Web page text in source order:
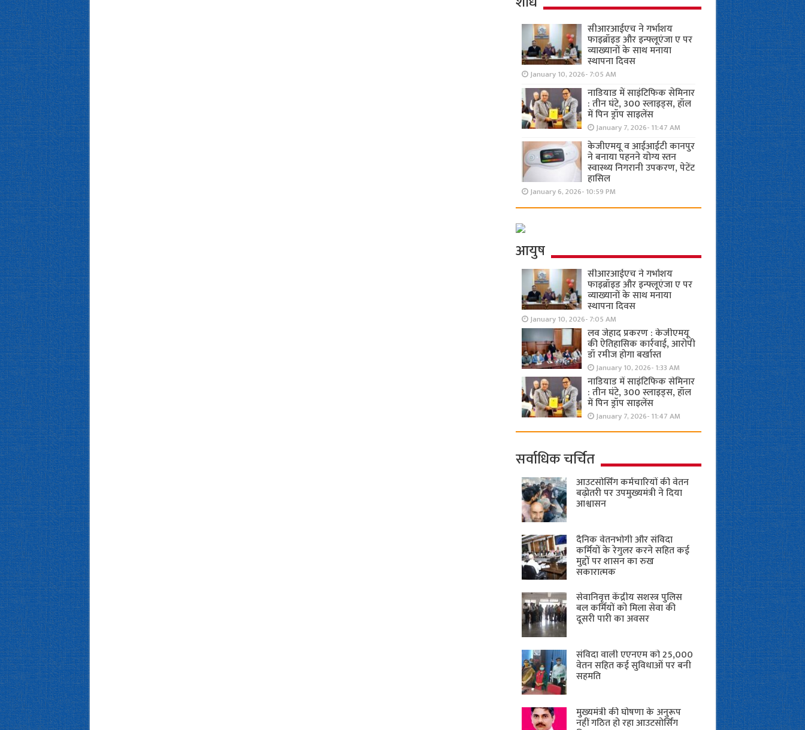
सीआरआईएच ने गर्भाशय
फाइब्रॉइड और इन्फ्लूएंजा ए पर
व्याख्यानों के साथ मनाया
स्थापना दिवस
January 10, 2026- 7:05 AM
नाडियाड में साइंटिफिक सेमिनार
: तीन घंटे, 300 स्लाइड्स, हॉल
में पिन ड्रॉप साइलेंस
January 7, 2026- 11:47 AM
केजीएमयू व आईआईटी कानपुर
ने बनाया पहनने योग्य स्तन
स्वास्थ्य निगरानी उपकरण, पेटेंट
हासिल
January 6, 2026- 10:59 PM
आयुष
सीआरआईएच ने गर्भाशय
फाइब्रॉइड और इन्फ्लूएंजा ए पर
व्याख्यानों के साथ मनाया
स्थापना दिवस
January 10, 2026- 7:05 AM
लव जेहाद प्रकरण : केजीएमयू
की ऐतिहासिक कार्रवाई, आरोपी
डॉ रमीज होगा बर्खास्त
January 10, 2026- 1:33 AM
नाडियाड में साइंटिफिक सेमिनार
: तीन घंटे, 300 स्लाइड्स, हॉल
में पिन ड्रॉप साइलेंस
January 7, 2026- 11:47 AM
सर्वाधिक चर्चित
आउटसोर्सिंग कर्मचारियों की वेतन
बढ़ोतरी पर उपमुख्यमंत्री ने दिया
आश्वासन
दैनिक वेतनभोगी और संविदा
कर्मियों के रेगुलर करने सहित कई
मुद्दों पर शासन का रुख
सकारात्मक
सेवानिवृत्त केंद्रीय सशस्त्र पुलिस
बल ​कर्मियों को मिला सेवा की
दूसरी पारी का अवसर
संविदा वाली एएनएम को 25,000
वेतन सहित कई सुविधाओं पर बनी
सहमति
मुख्यमंत्री की घोषणा के अनुरूप
नहीं गठित हो रहा आउटसोर्सिंग